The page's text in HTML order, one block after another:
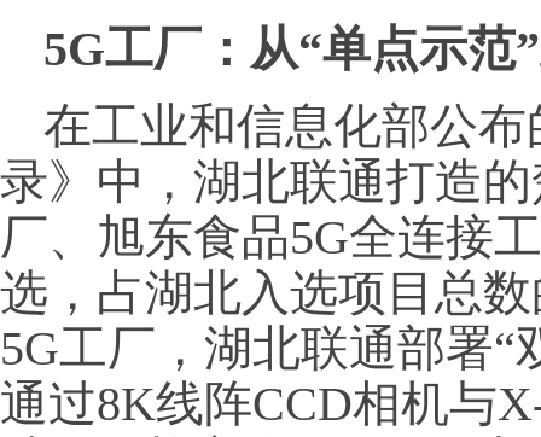
5G工厂：从“单点示范
在工业和信息化部公布
录》中，湖北联通打造
厂、旭东食品5G全连接
选，占湖北入选项目总
5G工厂，湖北联通部署“
通过8K线阵CCD相机与